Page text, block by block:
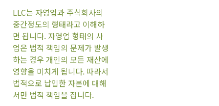
LLC는 자영업과 주식회사의
중간정도의 형태라고 이해하
면 됩니다. 자영업 형태의 사
업은 법적 책임의 문제가 발생
하는 경우 개인의 모든 재산에
영향을 미치게 됩니다. 따라서
법적으로 납입한 자본에 대해
서만 법적 책임을 집니다.